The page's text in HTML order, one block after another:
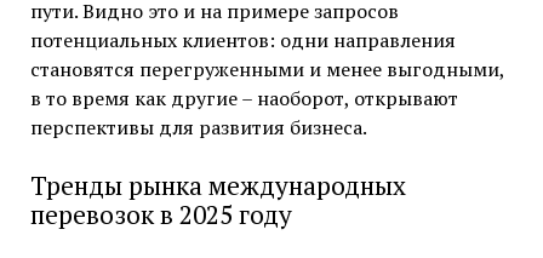
пути. Видно это и на примере запросов
потенциальных клиентов: одни направления
становятся перегруженными и менее выгодными,
в то время как другие – наоборот, открывают
перспективы для развития бизнеса.
Тренды рынка международных
перевозок в 2025 году